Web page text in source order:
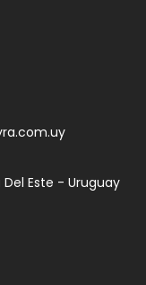
Del Este - Uruguay